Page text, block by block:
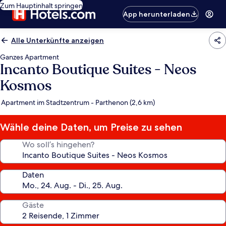
Zum Hauptinhalt springen
App herunterladen
Alle Unterkünfte anzeigen
Ganzes Apartment
Incanto Boutique Suites - Neos
Kosmos
Apartment im Stadtzentrum - Parthenon (2,6 km)
Wähle deine Daten, um Preise zu sehen
Wo soll’s hingehen?
Daten
Gäste